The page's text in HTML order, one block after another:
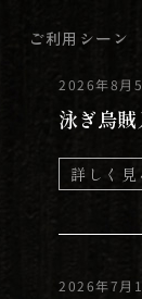
ご利用シーン
2026年8月5
泳ぎ烏
詳しく見
2026年7月